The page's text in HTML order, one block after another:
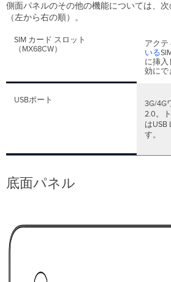
側面パネルのその他の機能については、
（左から右の順）。
SIM カード スロット
（MX68CW）
アクテ
いる
に挿入
効にで
USBポート
3G/4G
2.0。
はUSB
す。
底面パネル